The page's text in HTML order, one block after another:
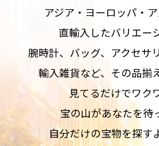
アジア・ヨーロッパ・
直輸入したバリエー
腕時計、バッグ、アクセサ
輸入雑貨など、その品揃
見てるだけでワク
宝の山があなたを待
自分だけの宝物を探す